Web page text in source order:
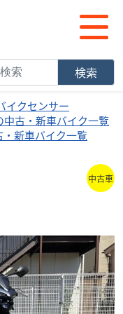
検索
イクセンサー
中古・新車バイク一覧
新車バイク一覧
中古車